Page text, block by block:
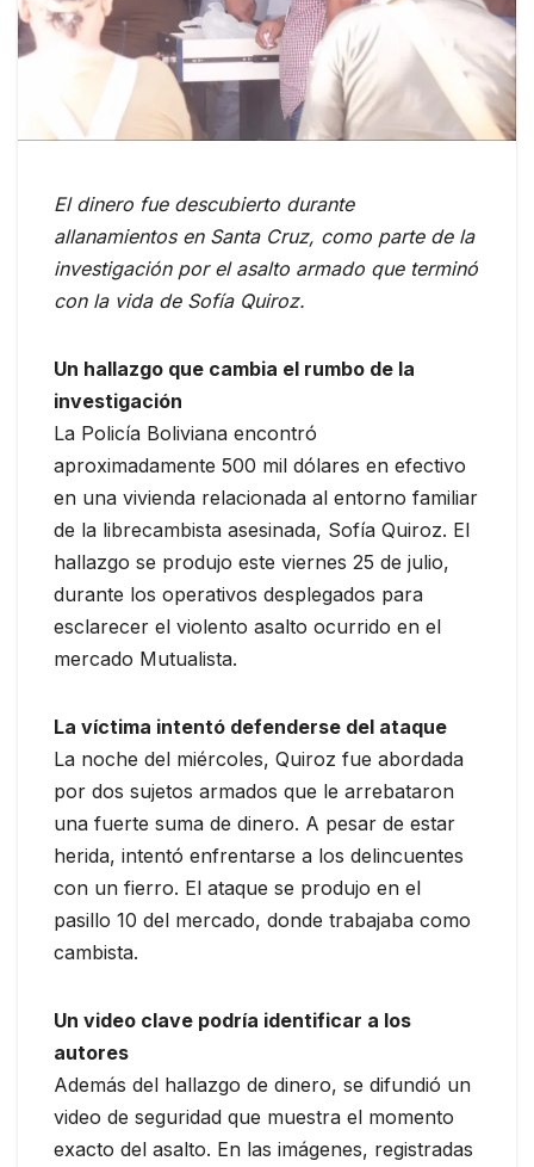
El dinero fue descubierto durante
allanamientos en Santa Cruz, como parte de la
investigación por el asalto armado que terminó
con la vida de Sofía Quiroz.
Un hallazgo que cambia el rumbo de la
investigación
La Policía Boliviana encontró
aproximadamente 500 mil dólares en efectivo
en una vivienda relacionada al entorno familiar
de la librecambista asesinada, Sofía Quiroz. El
hallazgo se produjo este viernes 25 de julio,
durante los operativos desplegados para
esclarecer el violento asalto ocurrido en el
mercado Mutualista.
La víctima intentó defenderse del ataque
La noche del miércoles, Quiroz fue abordada
por dos sujetos armados que le arrebataron
una fuerte suma de dinero. A pesar de estar
herida, intentó enfrentarse a los delincuentes
con un fierro. El ataque se produjo en el
pasillo 10 del mercado, donde trabajaba como
cambista.
Un video clave podría identificar a los
autores
Además del hallazgo de dinero, se difundió un
video de seguridad que muestra el momento
exacto del asalto. En las imágenes, registradas